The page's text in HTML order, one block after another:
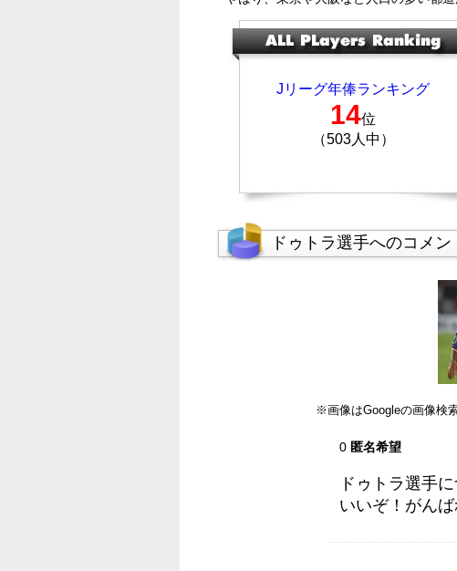
Jリーグ年俸ランキング
14位
（503人中）
ドゥトラ選手へのコメン
※画像はGoogleの画像検
0 匿名希望
ドゥトラ選手
いいぞ！がん